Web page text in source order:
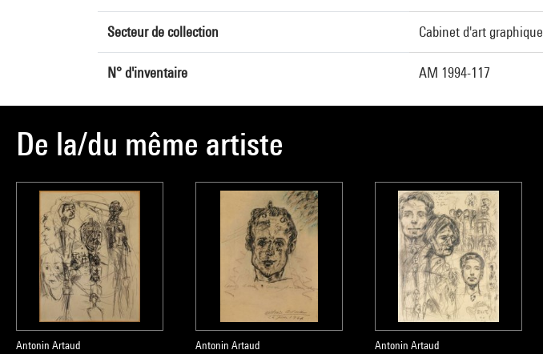
Secteur de collection Cabinet d'art graphique
N° d'inventaire AM 1994-117
De la/du même artiste
Antonin Artaud
Antonin Artaud
Antonin Artaud